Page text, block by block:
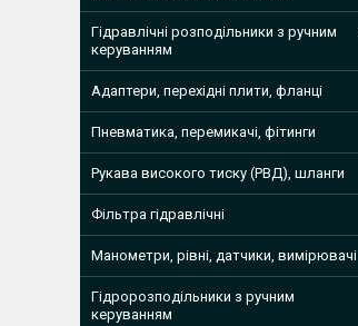
Гідравлічні розподільники з ручним
керуванням
Адаптери, перехідні плити, фланці
Пневматика, перемикачі, фітинги
Рукава високого тиску (РВД), шланги
Фільтра гідравлічні
Манометри, рівні, датчики, вимірювачі
Гідророзподільники з ручним
керуванням